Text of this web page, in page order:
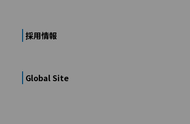
採用情報
Global Site